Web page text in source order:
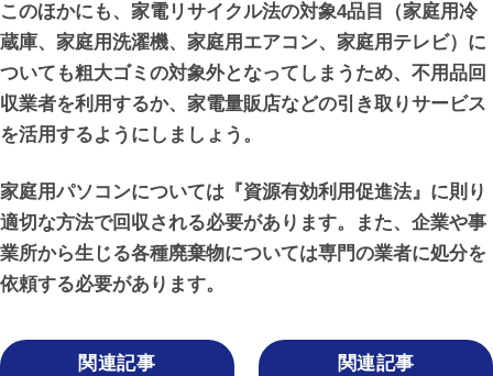
このほかにも、家電リサイクル法の対象4品目（家庭用冷
蔵庫、家庭用洗濯機、家庭用エアコン、家庭用テレビ）に
ついても粗大ゴミの対象外となってしまうため、不用品回
収業者を利用するか、家電量販店などの引き取りサービス
を活用するようにしましょう。
家庭用パソコンについては『資源有効利用促進法』に則り
適切な方法で回収される必要があります。また、企業や事
業所から生じる各種廃棄物については専門の業者に処分を
依頼する必要があります。